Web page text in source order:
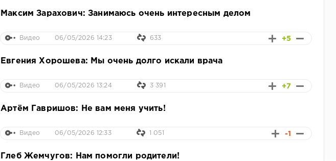
Максим Зарахович: Занимаюсь очень интересным делом
+5
Видео 06/05/2026 14:23 633
Евгения Хорошева: Мы очень долго искали врача
+7
Видео 06/05/2026 13:24 3 391
Артём Гавришов: Не вам меня учить!
-1
Видео 06/05/2026 12:33 1 051
Глеб Жемчугов: Нам помогли родители!